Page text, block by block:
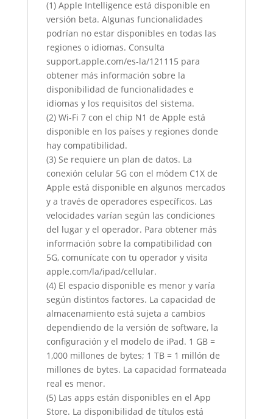
(1) Apple Intelligence está disponible en
versión beta. Algunas funcionalidades
podrían no estar disponibles en todas las
regiones o idiomas. Consulta
support.apple.com/es-la/121115 para
obtener más información sobre la
disponibilidad de funcionalidades e
idiomas y los requisitos del sistema.
(2) Wi-Fi 7 con el chip N1 de Apple está
disponible en los países y regiones donde
hay compatibilidad.
(3) Se requiere un plan de datos. La
conexión celular 5G con el módem C1X de
Apple está disponible en algunos mercados
y a través de operadores específicos. Las
velocidades varían según las condiciones
del lugar y el operador. Para obtener más
información sobre la compatibilidad con
5G, comunícate con tu operador y visita
apple.com/la/ipad/cellular.
(4) El espacio disponible es menor y varía
según distintos factores. La capacidad de
almacenamiento está sujeta a cambios
dependiendo de la versión de software, la
configuración y el modelo de iPad. 1 GB =
1,000 millones de bytes; 1 TB = 1 millón de
millones de bytes. La capacidad formateada
real es menor.
(5) Las apps están disponibles en el App
Store. La disponibilidad de títulos está